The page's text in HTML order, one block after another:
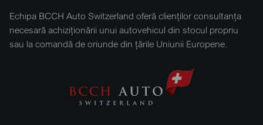
Echipa BCCH Auto Switzerland oferă clienților consultanța
necesară achiziționării unui autovehicul din stocul propriu
sau la comandă de oriunde din țările Uniunii Europene.